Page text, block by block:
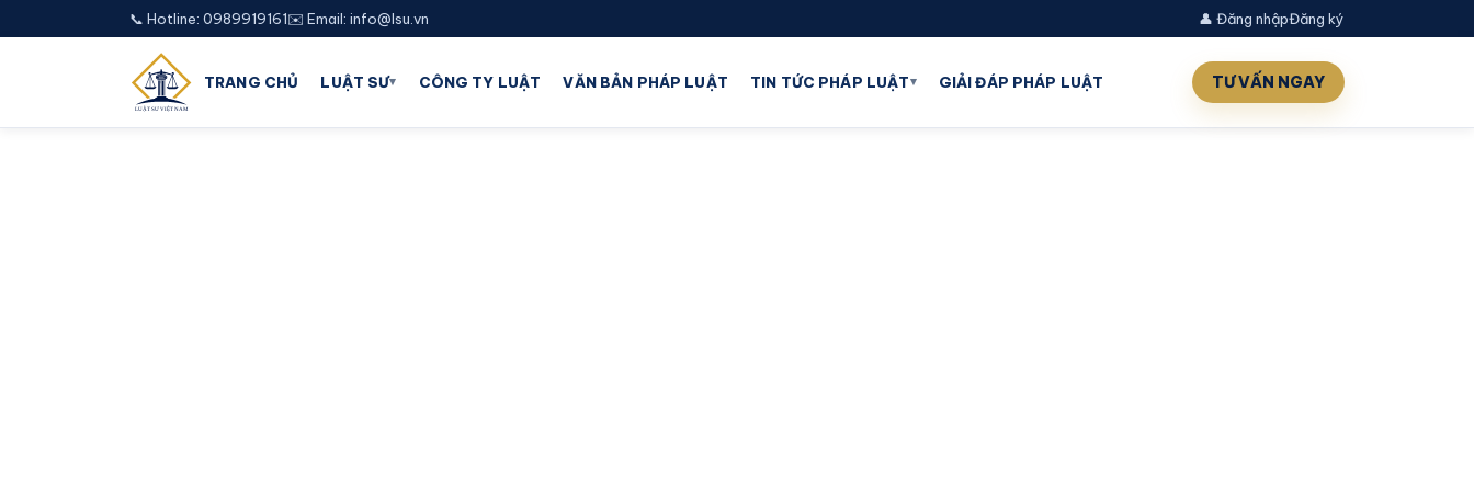
📞 Hotline: 0989919161✉️ Email: info@lsu.vn 👤 Đăng nhậpĐăng ký
TRANG CHỦ LUẬT SƯ▾ CÔNG TY LUẬT VĂN BẢN PHÁP LUẬT TIN TỨC PHÁP LUẬT▾ GIẢI ĐÁP PHÁP LUẬT TƯ VẤN NGAY